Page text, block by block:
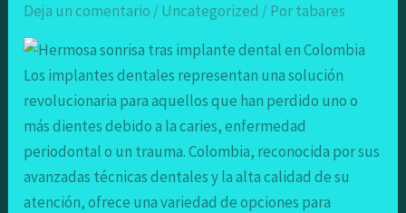
Deja un comentario /Uncategorized / Portabares
Los implantes dentales representan una solución
revolucionaria para aquellos que han perdido uno o
más dientes debido a la caries, enfermedad
periodontal o un trauma. Colombia, reconocida por sus
avanzadas técnicas dentales y la alta calidad de su
atención, ofrece una variedad de opciones para